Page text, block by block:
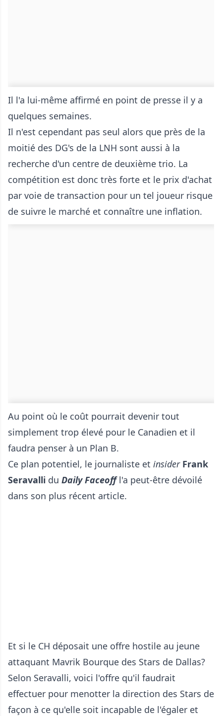
Il l'a lui-même affirmé en point de presse il y a
quelques semaines.
Il n'est cependant pas seul alors que près de la
moitié des DG's de la LNH sont aussi à la
recherche d'un centre de deuxième trio. La
compétition est donc très forte et le prix d'achat
par voie de transaction pour un tel joueur risque
de suivre le marché et connaître une inflation.
Au point où le coût pourrait devenir tout
simplement trop élevé pour le Canadien et il
faudra penser à un Plan B.
Ce plan potentiel, le journaliste et insider Frank
Seravalli du Daily Faceoffl'a peut-être dévoilé
dans son plus récent article.
Et si le CH déposait une offre hostile au jeune
attaquant Mavrik Bourque des Stars de Dallas?
Selon Seravalli, voici l'offre qu'il faudrait
effectuer pour menotter la direction des Stars de
façon à ce qu'elle soit incapable de l'égaler et